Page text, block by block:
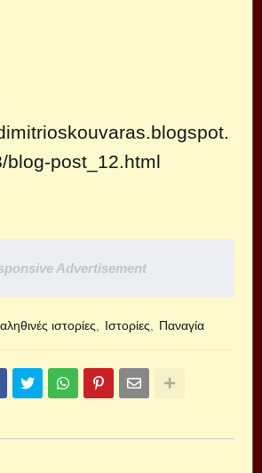
blog-post_12.html
Advertisement
αληθινές ιστορίες Ιστορίες Παναγία